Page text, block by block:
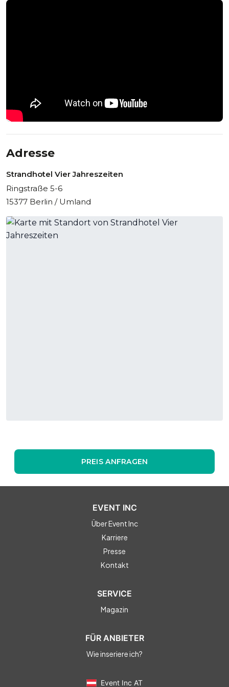
Adresse
Strandhotel Vier Jahreszeiten
Ringstraße 5-6
15377 Berlin / Umland
PREIS ANFRAGEN
EVENT INC
Über Event Inc
Karriere
Presse
Kontakt
SERVICE
Magazin
FÜR ANBIETER
Wie inseriere ich?
Event Inc AT